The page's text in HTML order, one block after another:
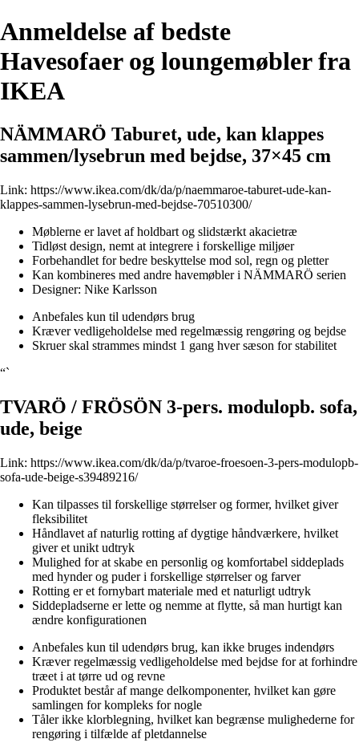
Anmeldelse af bedste
Havesofaer og loungemøbler fra
IKEA
NÄMMARÖ Taburet, ude, kan klappes
sammen/lysebrun med bejdse, 37×45 cm
Link: https://www.ikea.com/dk/da/p/naemmaroe-taburet-ude-kan-
klappes-sammen-lysebrun-med-bejdse-70510300/
Møblerne er lavet af holdbart og slidstærkt akacietræ
Tidløst design, nemt at integrere i forskellige miljøer
Forbehandlet for bedre beskyttelse mod sol, regn og pletter
Kan kombineres med andre havemøbler i NÄMMARÖ serien
Designer: Nike Karlsson
Anbefales kun til udendørs brug
Kræver vedligeholdelse med regelmæssig rengøring og bejdse
Skruer skal strammes mindst 1 gang hver sæson for stabilitet
“`
TVARÖ / FRÖSÖN 3-pers. modulopb. sofa,
ude, beige
Link: https://www.ikea.com/dk/da/p/tvaroe-froesoen-3-pers-modulopb-
sofa-ude-beige-s39489216/
Kan tilpasses til forskellige størrelser og former, hvilket giver
fleksibilitet
Håndlavet af naturlig rotting af dygtige håndværkere, hvilket
giver et unikt udtryk
Mulighed for at skabe en personlig og komfortabel siddeplads
med hynder og puder i forskellige størrelser og farver
Rotting er et fornybart materiale med et naturligt udtryk
Siddepladserne er lette og nemme at flytte, så man hurtigt kan
ændre konfigurationen
Anbefales kun til udendørs brug, kan ikke bruges indendørs
Kræver regelmæssig vedligeholdelse med bejdse for at forhindre
træet i at tørre ud og revne
Produktet består af mange delkomponenter, hvilket kan gøre
samlingen for kompleks for nogle
Tåler ikke klorblegning, hvilket kan begrænse mulighederne for
rengøring i tilfælde af pletdannelse